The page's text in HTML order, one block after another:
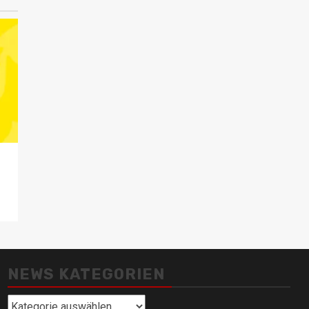
NEWS KATEGORIEN
News